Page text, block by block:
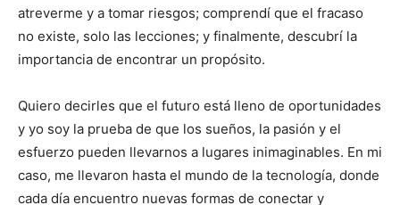
atreverme y a tomar riesgos; comprendí que el fracaso
no existe, solo las lecciones; y finalmente, descubrí la
importancia de encontrar un propósito.
Quiero decirles que el futuro está lleno de oportunidades
y yo soy la prueba de que los sueños, la pasión y el
esfuerzo pueden llevarnos a lugares inimaginables. En mi
caso, me llevaron hasta el mundo de la tecnología, donde
cada día encuentro nuevas formas de conectar y